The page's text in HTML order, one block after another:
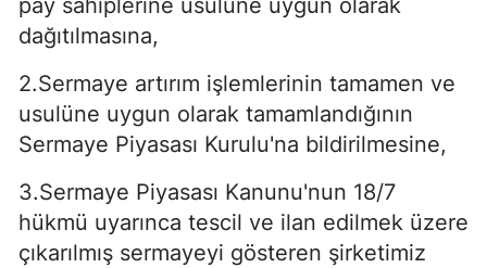
pay sahiplerine usulüne uygun olarak
dağıtılmasına,
2.Sermaye artırım işlemlerinin tamamen ve
usulüne uygun olarak tamamlandığının
Sermaye Piyasası Kurulu'na bildirilmesine,
3.Sermaye Piyasası Kanunu'nun 18/7
hükmü uyarınca tescil ve ilan edilmek üzere
çıkarılmış sermayeyi gösteren şirketimiz